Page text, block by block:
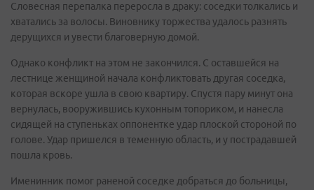
Словесная перепалка переросла в драку: соседки толкались и
хватались за волосы. Виновнику торжества удалось разнять
дерущихся и увести благоверную домой.
Однако конфликт на этом не закончился. С оставшейся на
лестнице женщиной начала конфликтовать другая соседка,
которая вскоре ушла в свою квартиру. Спустя пару минут она
вернулась, вооружившись кухонным топориком, и нанесла
сидящей на ступеньках оппонентке удар плоской стороной по
голове. Удар пришелся в теменную область, и у пострадавшей
пошла кровь.
Именинник помог раненой соседке добраться до больницы,